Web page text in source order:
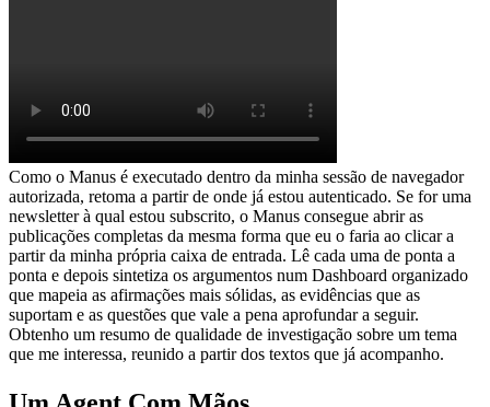
Como o Manus é executado dentro da minha sessão de navegador
autorizada, retoma a partir de onde já estou autenticado. Se for uma
newsletter à qual estou subscrito, o Manus consegue abrir as
publicações completas da mesma forma que eu o faria ao clicar a
partir da minha própria caixa de entrada. Lê cada uma de ponta a
ponta e depois sintetiza os argumentos num Dashboard organizado
que mapeia as afirmações mais sólidas, as evidências que as
suportam e as questões que vale a pena aprofundar a seguir.
Obtenho um resumo de qualidade de investigação sobre um tema
que me interessa, reunido a partir dos textos que já acompanho.